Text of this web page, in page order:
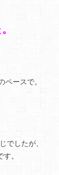
ペースで。
でしたが、
。